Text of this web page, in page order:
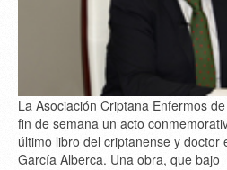
La Asociación Criptana Enfermos
fin de semana un acto
último libro del criptanense y doctor
García Alberca. Una obra, que bajo